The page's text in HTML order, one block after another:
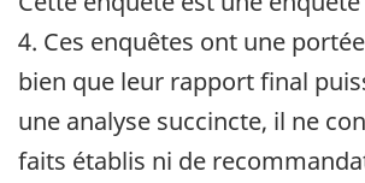
4. Ces enquêtes ont une
bien que leur rapport final
une analyse succincte, il ne
faits établis ni de